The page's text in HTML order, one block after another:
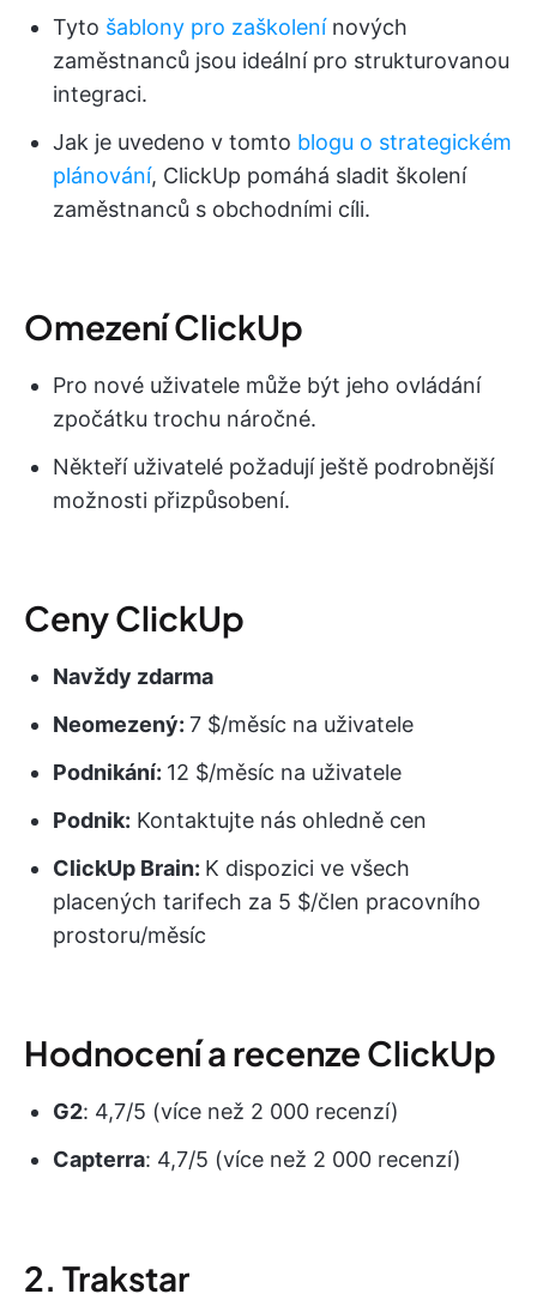
Tyto šablony pro zaškolenínových
zaměstnanců jsou ideální pro strukturovanou
integraci.
Jak je uvedeno v tomto blogu o strategickém
plánování, ClickUp pomáhá sladit školení
zaměstnanců s obchodními cíli.
Omezení ClickUp
Pro nové uživatele může být jeho ovládání
zpočátku trochu náročné.
Někteří uživatelé požadují ještě podrobnější
možnosti přizpůsobení.
Ceny ClickUp
Navždy zdarma
Neomezený: 7 $/měsíc na uživatele
Podnikání: 12 $/měsíc na uživatele
Podnik: Kontaktujte nás ohledně cen
ClickUp Brain: K dispozici ve všech
placených tarifech za 5 $/člen pracovního
prostoru/měsíc
Hodnocení a recenze ClickUp
G2: 4,7/5 (více než 2 000 recenzí)
Capterra: 4,7/5 (více než 2 000 recenzí)
2. Trakstar